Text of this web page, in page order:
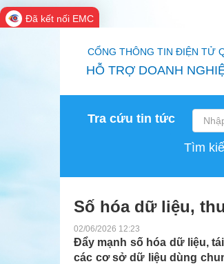
Đã kết nối EMC
CỔNG THÔNG TIN ĐIỆN TỬ
HỖ TRỢ DOANH
Tra cứu tin tức
Tìm
Số hóa dữ liệu,
02/06/2026 12:23
Đẩy mạnh số hóa dữ liệu,
các cơ sở dữ liệu dùng